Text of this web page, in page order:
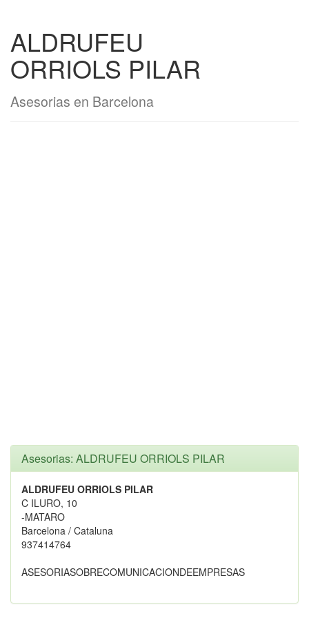
ALDRUFEU
ORRIOLS PILAR
Asesorias en Barcelona
Asesorias: ALDRUFEU ORRIOLS PILAR
ALDRUFEU ORRIOLS PILAR
C ILURO, 10
-MATARO
Barcelona / Cataluna
937414764
ASESORIASOBRECOMUNICACIONDEEMPRESAS